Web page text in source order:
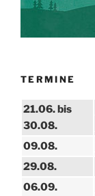
TERMINE
21.06. bis
30.08.
09.08.
29.08.
06.09.